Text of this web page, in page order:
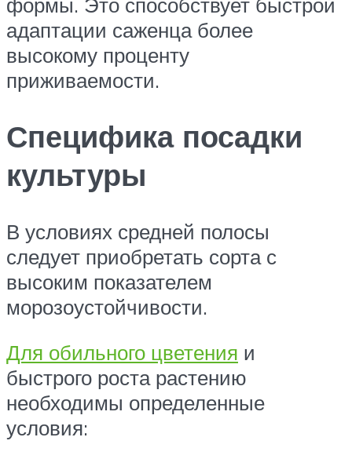
адаптации саженца более
высокому проценту
приживаемости.
Специфика посадки
культуры
В условиях средней полосы
следует приобретать сорта с
высоким показателем
морозоустойчивости.
Для обильного цветения и
быстрого роста растению
необходимы определенные
условия: